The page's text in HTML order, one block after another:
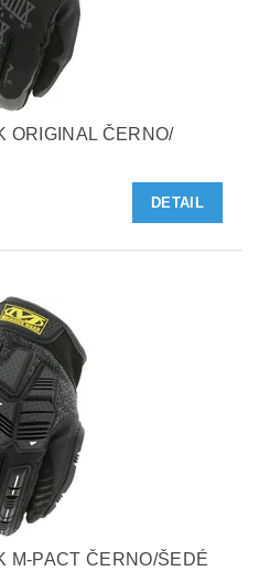
ORIGINAL ČERNO/
DETAIL
M-PACT ČERNO/ŠEDÉ